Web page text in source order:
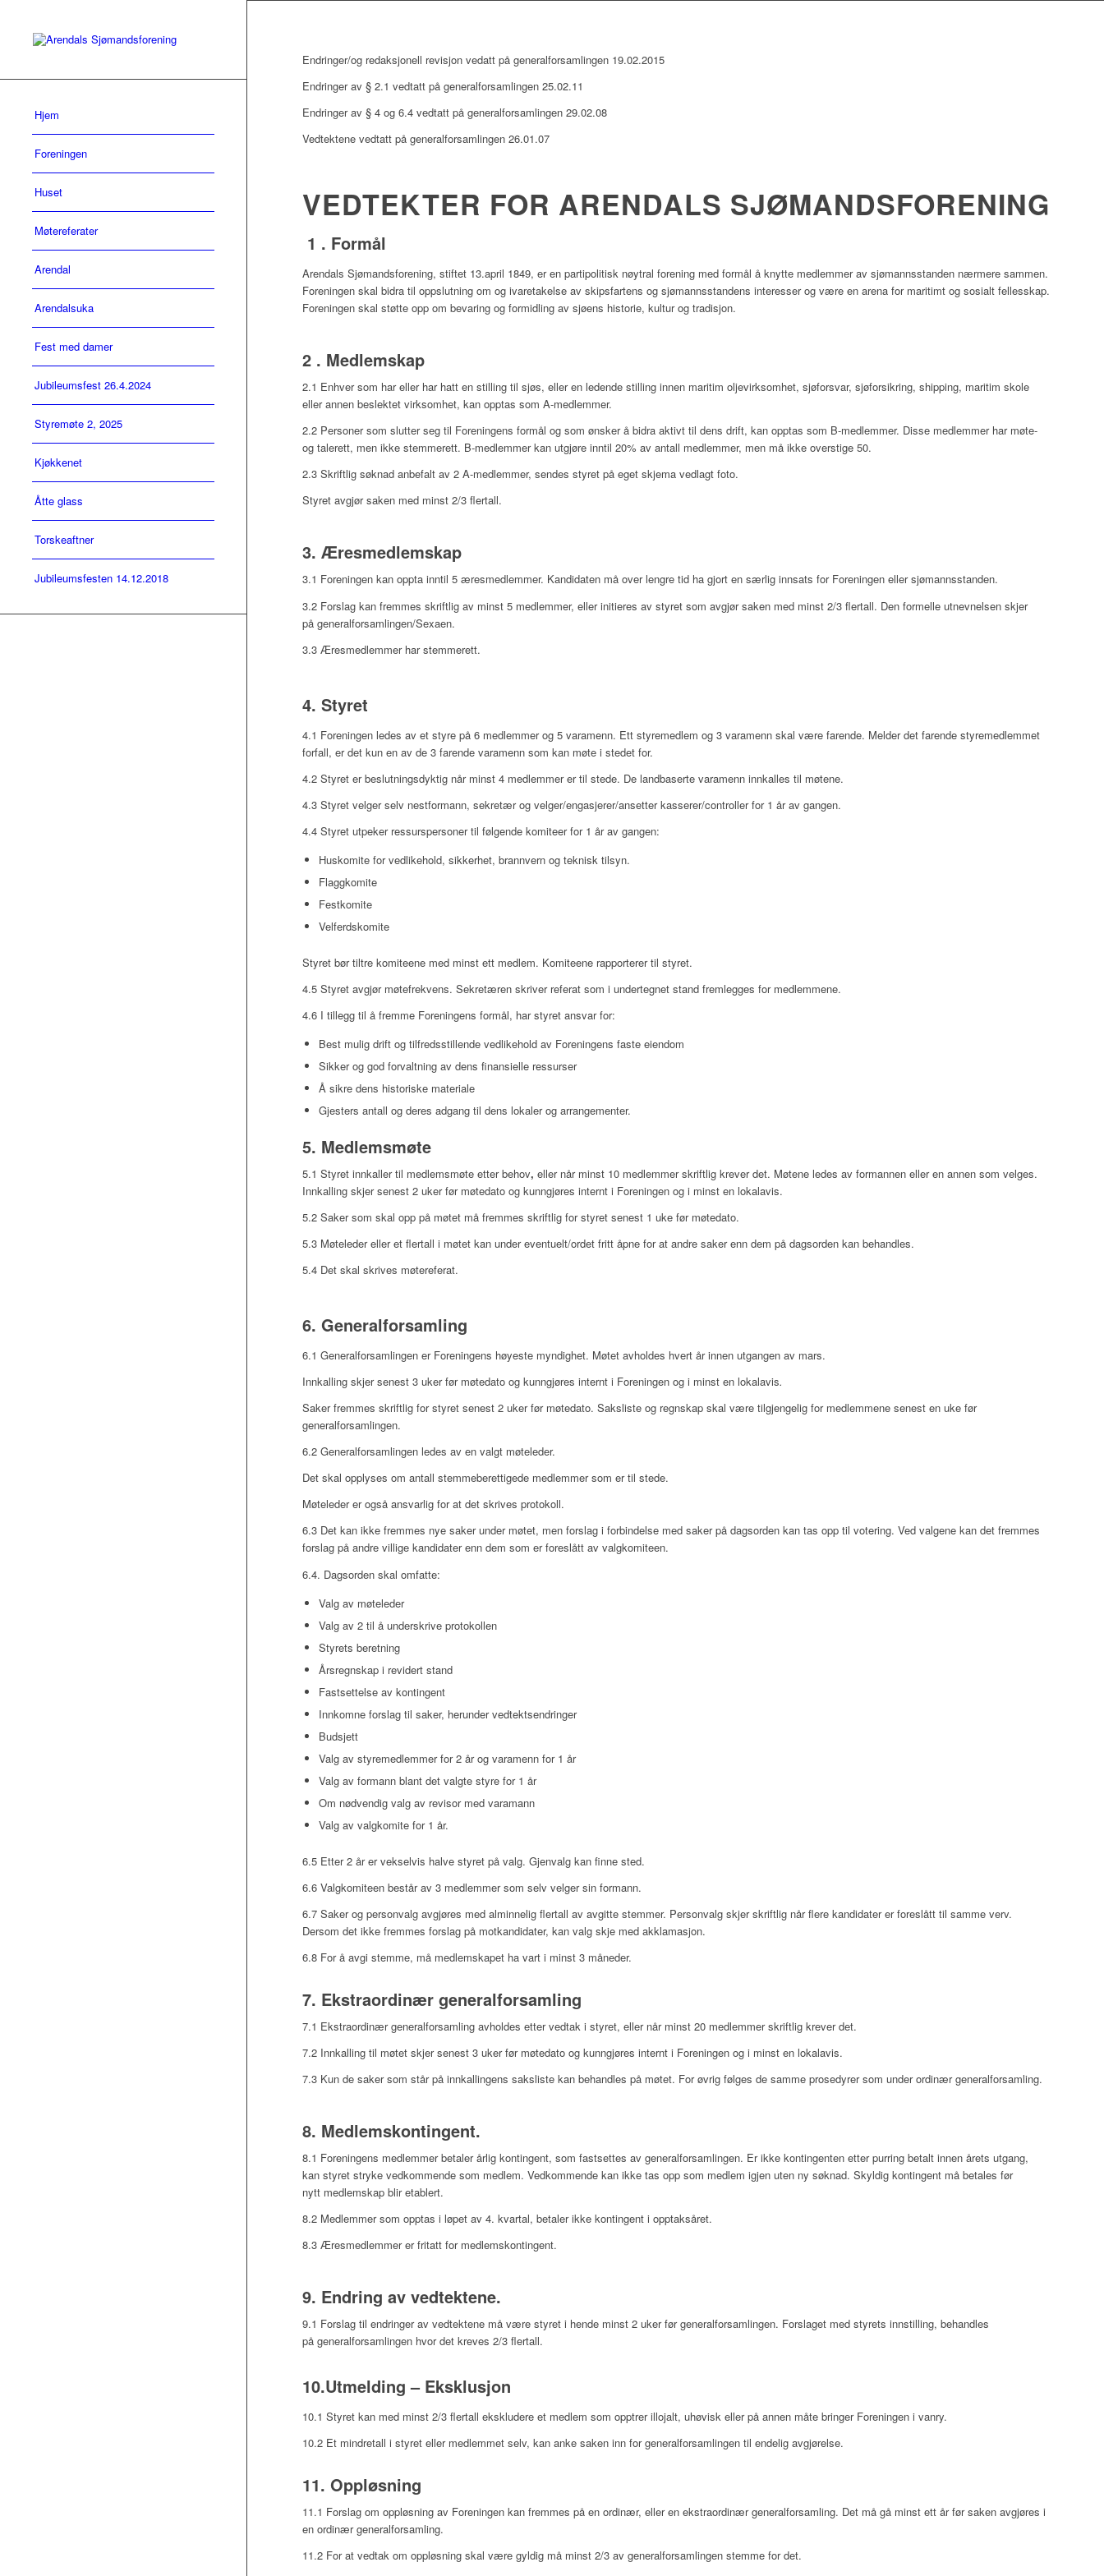
Hjem
Foreningen
Huset
Møtereferater
Arendal
Arendalsuka
Fest med damer
Jubileumsfest 26.4.2024
Styremøte 2, 2025
Kjøkkenet
Åtte glass
Torskeaftner
Jubileumsfesten 14.12.2018
Endringer/og redaksjonell revisjon vedatt på generalforsamlingen 19.02.2015
Endringer av § 2.1 vedtatt på generalforsamlingen 25.02.11
Endringer av § 4 og 6.4 vedtatt på generalforsamlingen 29.02.08
Vedtektene vedtatt på generalforsamlingen 26.01.07
VEDTEKTER FOR ARENDALS SJØMANDSFORENING
1 . Formål
Arendals Sjømandsforening, stiftet 13.april 1849, er en partipolitisk nøytral forening med formål å knytte medlemmer av sjømannsstanden nærmere sammen.
Foreningen skal bidra til oppslutning om og ivaretakelse av skipsfartens og sjømannsstandens interesser og være en arena for maritimt og sosialt fellesskap.
Foreningen skal støtte opp om bevaring og formidling av sjøens historie, kultur og tradisjon.
2 . Medlemskap
2.1 Enhver som har eller har hatt en stilling til sjøs, eller en ledende stilling innen maritim oljevirksomhet, sjøforsvar, sjøforsikring, shipping, maritim skole
eller annen beslektet virksomhet, kan opptas som A-medlemmer.
2.2 Personer som slutter seg til Foreningens formål og som ønsker å bidra aktivt til dens drift, kan opptas som B-medlemmer. Disse medlemmer har møte-
og talerett, men ikke stemmerett. B-medlemmer kan utgjøre inntil 20% av antall medlemmer, men må ikke overstige 50.
2.3 Skriftlig søknad anbefalt av 2 A-medlemmer, sendes styret på eget skjema vedlagt foto.
Styret avgjør saken med minst 2/3 flertall.
3. Æresmedlemskap
3.1 Foreningen kan oppta inntil 5 æresmedlemmer. Kandidaten må over lengre tid ha gjort en særlig innsats for Foreningen eller sjømannsstanden.
3.2 Forslag kan fremmes skriftlig av minst 5 medlemmer, eller initieres av styret som avgjør saken med minst 2/3 flertall. Den formelle utnevnelsen skjer
på generalforsamlingen/Sexaen.
3.3 Æresmedlemmer har stemmerett.
4. Styret
4.1 Foreningen ledes av et styre på 6 medlemmer og 5 varamenn. Ett styremedlem og 3 varamenn skal være farende. Melder det farende styremedlemmet
forfall, er det kun en av de 3 farende varamenn som kan møte i stedet for.
4.2 Styret er beslutningsdyktig når minst 4 medlemmer er til stede. De landbaserte varamenn innkalles til møtene.
4.3 Styret velger selv nestformann, sekretær og velger/engasjerer/ansetter kasserer/controller for 1 år av gangen.
4.4 Styret utpeker ressurspersoner til følgende komiteer for 1 år av gangen:
Huskomite for vedlikehold, sikkerhet, brannvern og teknisk tilsyn.
Flaggkomite
Festkomite
Velferdskomite
Styret bør tiltre komiteene med minst ett medlem. Komiteene rapporterer til styret.
4.5 Styret avgjør møtefrekvens. Sekretæren skriver referat som i undertegnet stand fremlegges for medlemmene.
4.6 I tillegg til å fremme Foreningens formål, har styret ansvar for:
Best mulig drift og tilfredsstillende vedlikehold av Foreningens faste eiendom
Sikker og god forvaltning av dens finansielle ressurser
Å sikre dens historiske materiale
Gjesters antall og deres adgang til dens lokaler og arrangementer.
5. Medlemsmøte
5.1 Styret innkaller til medlemsmøte etter behov, eller når minst 10 medlemmer skriftlig krever det. Møtene ledes av formannen eller en annen som velges.
Innkalling skjer senest 2 uker før møtedato og kunngjøres internt i Foreningen og i minst en lokalavis.
5.2 Saker som skal opp på møtet må fremmes skriftlig for styret senest 1 uke før møtedato.
5.3 Møteleder eller et flertall i møtet kan under eventuelt/ordet fritt åpne for at andre saker enn dem på dagsorden kan behandles.
5.4 Det skal skrives møtereferat.
6. Generalforsamling
6.1 Generalforsamlingen er Foreningens høyeste myndighet. Møtet avholdes hvert år innen utgangen av mars.
Innkalling skjer senest 3 uker før møtedato og kunngjøres internt i Foreningen og i minst en lokalavis.
Saker fremmes skriftlig for styret senest 2 uker før møtedato. Saksliste og regnskap skal være tilgjengelig for medlemmene senest en uke før
generalforsamlingen.
6.2 Generalforsamlingen ledes av en valgt møteleder.
Det skal opplyses om antall stemmeberettigede medlemmer som er til stede.
Møteleder er også ansvarlig for at det skrives protokoll.
6.3 Det kan ikke fremmes nye saker under møtet, men forslag i forbindelse med saker på dagsorden kan tas opp til votering. Ved valgene kan det fremmes
forslag på andre villige kandidater enn dem som er foreslått av valgkomiteen.
6.4. Dagsorden skal omfatte:
Valg av møteleder
Valg av 2 til å underskrive protokollen
Styrets beretning
Årsregnskap i revidert stand
Fastsettelse av kontingent
Innkomne forslag til saker, herunder vedtektsendringer
Budsjett
Valg av styremedlemmer for 2 år og varamenn for 1 år
Valg av formann blant det valgte styre for 1 år
Om nødvendig valg av revisor med varamann
Valg av valgkomite for 1 år.
6.5 Etter 2 år er vekselvis halve styret på valg. Gjenvalg kan finne sted.
6.6 Valgkomiteen består av 3 medlemmer som selv velger sin formann.
6.7 Saker og personvalg avgjøres med alminnelig flertall av avgitte stemmer. Personvalg skjer skriftlig når flere kandidater er foreslått til samme verv.
Dersom det ikke fremmes forslag på motkandidater, kan valg skje med akklamasjon.
6.8 For å avgi stemme, må medlemskapet ha vart i minst 3 måneder.
7. Ekstraordinær generalforsamling
7.1 Ekstraordinær generalforsamling avholdes etter vedtak i styret, eller når minst 20 medlemmer skriftlig krever det.
7.2 Innkalling til møtet skjer senest 3 uker før møtedato og kunngjøres internt i Foreningen og i minst en lokalavis.
7.3 Kun de saker som står på innkallingens saksliste kan behandles på møtet. For øvrig følges de samme prosedyrer som under ordinær generalforsamling.
8. Medlemskontingent.
8.1 Foreningens medlemmer betaler årlig kontingent, som fastsettes av generalforsamlingen. Er ikke kontingenten etter purring betalt innen årets utgang,
kan styret stryke vedkommende som medlem. Vedkommende kan ikke tas opp som medlem igjen uten ny søknad. Skyldig kontingent må betales før
nytt medlemskap blir etablert.
8.2 Medlemmer som opptas i løpet av 4. kvartal, betaler ikke kontingent i opptaksåret.
8.3 Æresmedlemmer er fritatt for medlemskontingent.
9. Endring av vedtektene.
9.1 Forslag til endringer av vedtektene må være styret i hende minst 2 uker før generalforsamlingen. Forslaget med styrets innstilling, behandles
på generalforsamlingen hvor det kreves 2/3 flertall.
10.Utmelding – Eksklusjon
10.1 Styret kan med minst 2/3 flertall ekskludere et medlem som opptrer illojalt, uhøvisk eller på annen måte bringer Foreningen i vanry.
10.2 Et mindretall i styret eller medlemmet selv, kan anke saken inn for generalforsamlingen til endelig avgjørelse.
11. Oppløsning
11.1 Forslag om oppløsning av Foreningen kan fremmes på en ordinær, eller en ekstraordinær generalforsamling. Det må gå minst ett år før saken avgjøres i
en ordinær generalforsamling.
11.2 For at vedtak om oppløsning skal være gyldig må minst 2/3 av generalforsamlingen stemme for det.